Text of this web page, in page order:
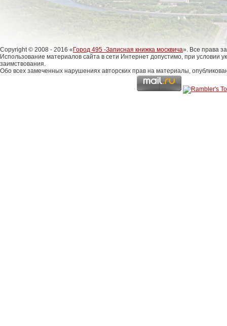
Copyright © 2008 - 2016 « Город 495 -Записная книжка москвича». Все права
Использование материалов сайта в сети Интернет допустимо, при условии
заимствования.
Обо всех замеченных нарушениях авторских прав на материалы,